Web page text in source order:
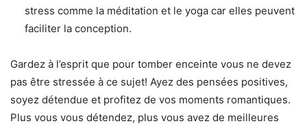
stress comme la méditation et le yoga car elles peuvent
faciliter la conception.
Gardez à l’esprit que pour tomber enceinte vous ne devez
pas être stressée à ce sujet! Ayez des pensées positives,
soyez détendue et profitez de vos moments romantiques.
Plus vous vous détendez, plus vous avez de meilleures